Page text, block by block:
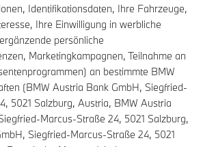
Identifikationsdaten, Ihre Fahrzeuge,
Ihre Einwilligung in werbliche
persönliche
Marketingkampagnen, Teilnahme an
an bestimmte BMW
(BMW Austria Bank GmbH, Siegfried-
5021 Salzburg, Austria, BMW Austria
Marcus-Straße 24, 5021 Salzburg,
Siegfried-Marcus-Straße 24, 5021